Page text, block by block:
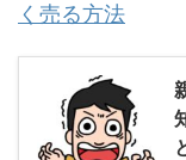
く売る方法